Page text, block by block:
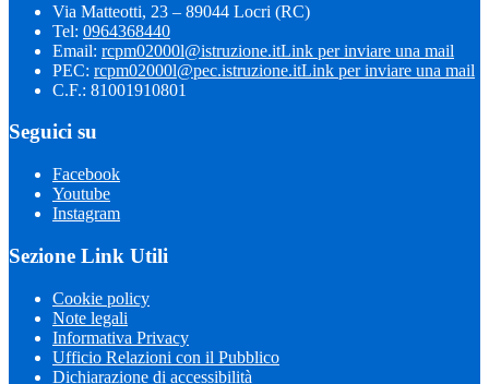
Via Matteotti, 23 – 89044 Locri (RC)
Tel: 0964368440
Email: rcpm02000l@istruzione.itLink per inviare una mail
PEC: rcpm02000l@pec.istruzione.itLink per inviare una mail
C.F.: 81001910801
Seguici su
Facebook
Youtube
Instagram
Sezione Link Utili
Cookie policy
Note legali
Informativa Privacy
Ufficio Relazioni con il Pubblico
Dichiarazione di accessibilità